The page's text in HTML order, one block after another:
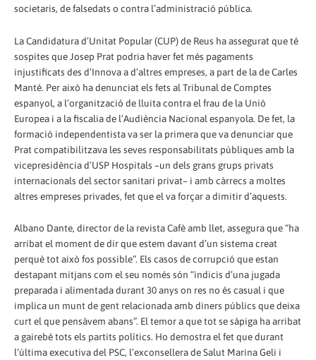
societaris, de falsedats o contra l’administració pública.
La Candidatura d’Unitat Popular (CUP) de Reus ha assegurat que té
sospites que Josep Prat podria haver fet més pagaments
injustificats des d’Innova a d’altres empreses, a part de la de Carles
Manté. Per això ha denunciat els fets al Tribunal de Comptes
espanyol, a l’organització de lluita contra el frau de la Unió
Europea i a la fiscalia de l’Audiència Nacional espanyola. De fet, la
formació independentista va ser la primera que va denunciar que
Prat compatibilitzava les seves responsabilitats públiques amb la
vicepresidència d’USP Hospitals –un dels grans grups privats
internacionals del sector sanitari privat– i amb càrrecs a moltes
altres empreses privades, fet que el va forçar a dimitir d’aquests.
Albano Dante, director de la revista Cafè amb llet, assegura que “ha
arribat el moment de dir que estem davant d’un sistema creat
perquè tot això fos possible”. Els casos de corrupció que estan
destapant mitjans com el seu només són “indicis d’una jugada
preparada i alimentada durant 30 anys on res no és casual i que
implica un munt de gent relacionada amb diners públics que deixa
curt el que pensàvem abans”. El temor a que tot se sàpiga ha arribat
a gairebé tots els partits polítics. Ho demostra el fet que durant
l’última executiva del PSC, l’exconsellera de Salut Marina Geli i